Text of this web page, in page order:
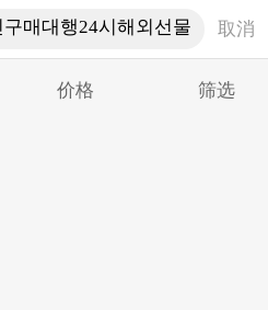
取消
价格 筛选